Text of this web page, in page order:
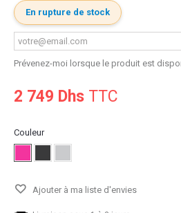
En rupture de stock
Prévenez-moi lorsque le produit est
2 749 Dhs TTC
Couleur
Ajouter à ma liste d'envies